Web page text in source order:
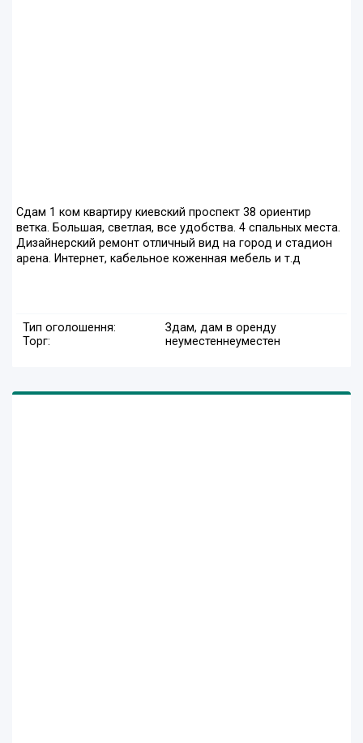
Сдам 1 ком квартиру киевский проспект 38 ориентир
ветка. Большая, светлая, все удобства. 4 спальных места.
Дизайнерский ремонт отличный вид на город и стадион
арена. Интернет, кабельное коженная мебель и т.д
Тип оголошення:
Здам, дам в оренду
Торг:
неуместеннеуместен